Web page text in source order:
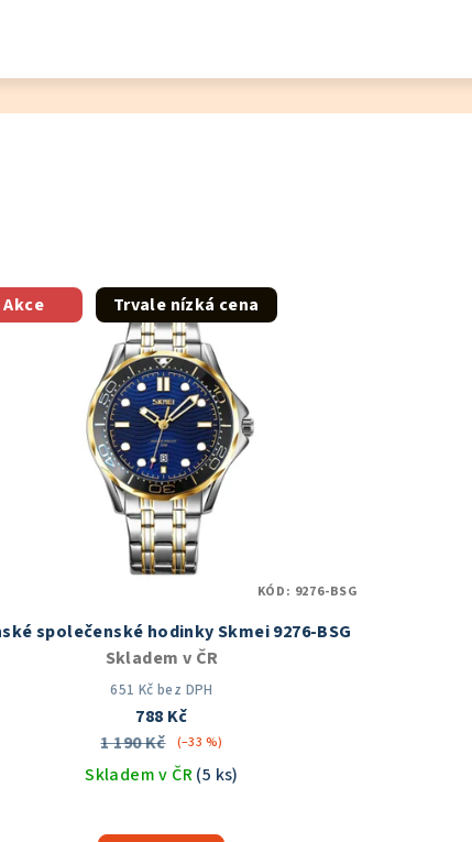
Akce Trvale nízká cena
společenské hodinky Skmei 9276-BSG
Skladem v ČR
651 Kč bez DPH
788 Kč
1 190 Kč
(–33 %)
Skladem v ČR(5 ks)
KÓD: 9276-BSG